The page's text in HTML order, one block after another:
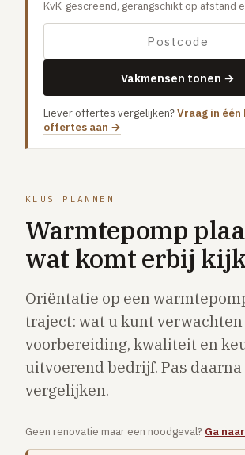
Gaslucht
VERBOUW
Badkamer renovatie
Keuken vervangen
Dak renovatie
TUIN
Tuin aanleg of renovatie
CV-ketel vervangen
Warmtepomp plaatsen
Vloerverwarming aanleggen
Airco installeren
ENERGIE
KvK-gescreend, gerangschikt op afstand
Vakmensen tonen →
Liever offertes vergelijken?Vraag in één
offertes aan →
KLUS PLANNEN
Warmtepomp
wat komt erbij
Oriëntatie op een
traject: wat u kunt verwachten
voorbereiding, kwaliteit en
uitvoerend bedrijf. Pas
vergelijken.
Geen renovatie maar een noodgeval? Ga